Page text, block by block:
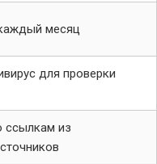
месяц
для проверки
ссылкам из